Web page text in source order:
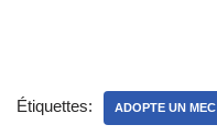
Étiquettes: ADOPTE UN MEC